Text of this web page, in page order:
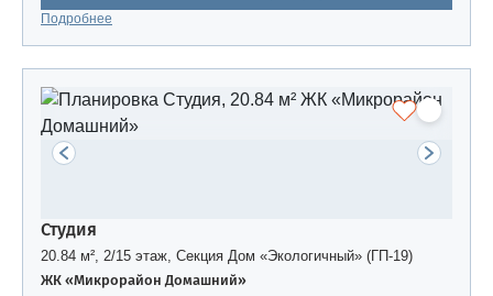
Подробнее
Студия
20.84 м², 2/15 этаж, Секция Дом «Экологичный» (ГП-19)
ЖК «Микрорайон Домашний»